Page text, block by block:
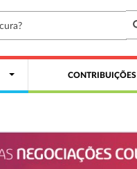
CONTRIBUIÇÕES